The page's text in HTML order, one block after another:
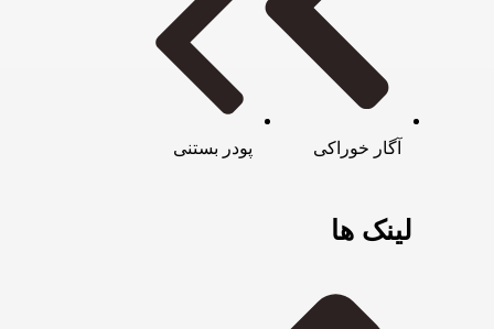
آگار خوراکی پودر بستنی
لینک ها